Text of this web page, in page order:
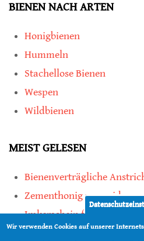
BIENEN NACH ARTEN
Honigbienen
Hummeln
Stachellose Bienen
Wespen
Wildbienen
MEIST GELESEN
Bienenverträgliche
Zementhonig vermeiden
Imkerschein für
Kauf von Mittelwänden ist
Wir verwenden Cookies auf unserer